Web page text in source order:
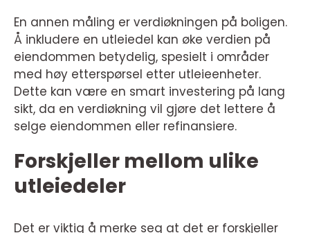
En annen måling er verdiøkningen på boligen.
Å inkludere en utleiedel kan øke verdien på
eiendommen betydelig, spesielt i områder
med høy etterspørsel etter utleieenheter.
Dette kan være en smart investering på lang
sikt, da en verdiøkning vil gjøre det lettere å
selge eiendommen eller refinansiere.
Forskjeller mellom ulike
utleiedeler
Det er viktig å merke seg at det er forskjeller